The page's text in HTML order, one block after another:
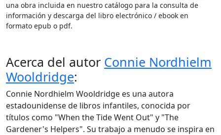
una obra incluida en nuestro catálogo para la consulta de
información y descarga del libro electrónico / ebook en
formato epub o pdf.
Acerca del autor Connie Nordhielm
Wooldridge:
Connie Nordhielm Wooldridge es una autora
estadounidense de libros infantiles, conocida por
títulos como "When the Tide Went Out" y "The
Gardener's Helpers". Su trabajo a menudo se inspira en